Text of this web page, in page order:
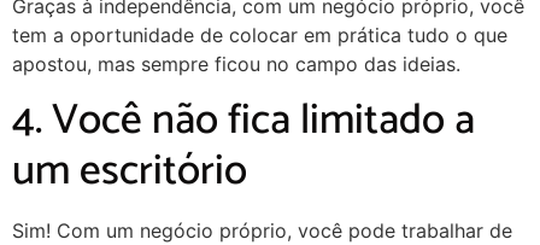
Graças à independência, com um negócio próprio, você
tem a oportunidade de colocar em prática tudo o que
apostou, mas sempre ficou no campo das ideias.
4. Você não fica limitado a
um escritório
Sim! Com um negócio próprio, você pode trabalhar de